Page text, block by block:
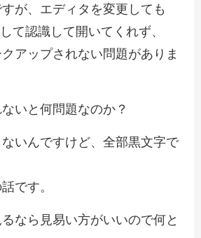
が、エディタを変更しても
て認識して開いてくれず、
クアップされない問題がありま
いと何問題なのか？
いんですけど、全部黒文字で
です。
なら見易い方がいいので何と